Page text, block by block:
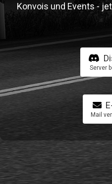
Konvois und Events -
Server
Mail